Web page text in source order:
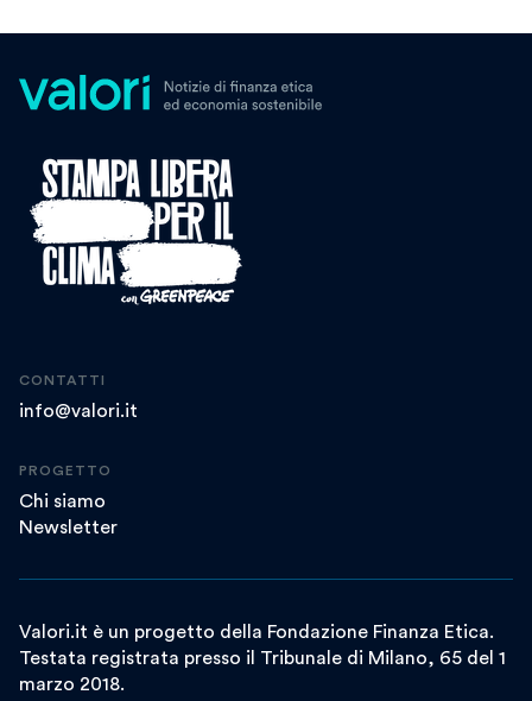
CONTATTI
info@valori.it
PROGETTO
Chi siamo
Newsletter
Valori.it è un progetto della Fondazione Finanza Etica.
Testata registrata presso il Tribunale di Milano, 65 del 1
marzo 2018.